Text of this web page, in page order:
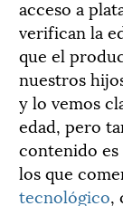
acceso a
verifican la
que el
nuestros
y lo vemos
edad, pero
contenido
los que
tecnológico,